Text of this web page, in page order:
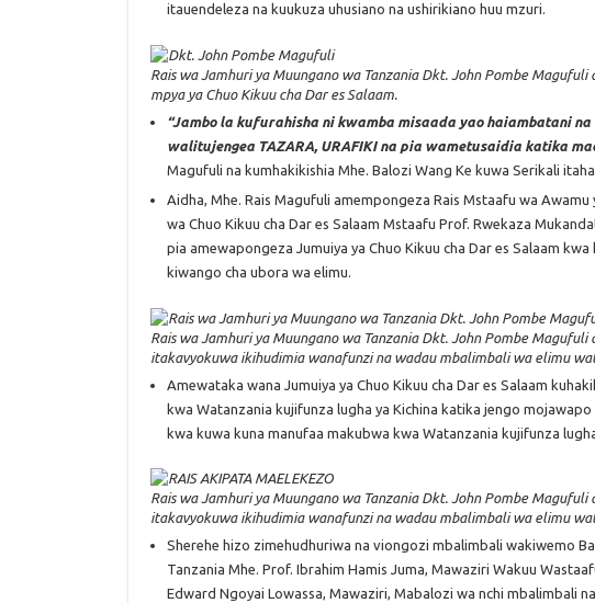
itauendeleza na kuukuza uhusiano na ushirikiano huu mzuri.
Rais wa Jamhuri ya Muungano wa Tanzania Dkt. John Pombe
mpya ya Chuo Kikuu cha Dar es Salaam.
“Jambo la kufurahisha ni kwamba misaada yao haiambatani
walitujengea TAZARA, URAFIKI na pia wametusaidia katika
Magufuli na kumhakikishia Mhe. Balozi Wang Ke kuwa Serikali
Aidha, Mhe. Rais Magufuli amempongeza Rais Mstaafu wa
wa Chuo Kikuu cha Dar es Salaam Mstaafu Prof. Rwekaza
pia amewapongeza Jumuiya ya Chuo Kikuu cha Dar es Salaam
kiwango cha ubora wa elimu.
Rais wa Jamhuri ya Muungano wa Tanzania Dkt. John Pombe
itakavyokuwa ikihudimia wanafunzi na wadau mbalimbali wa elimu
Amewataka wana Jumuiya ya Chuo Kikuu cha Dar es Salaam
kwa Watanzania kujifunza lugha ya Kichina katika jengo
kwa kuwa kuna manufaa makubwa kwa Watanzania kujifunza
Rais wa Jamhuri ya Muungano wa Tanzania Dkt. John Pombe
itakavyokuwa ikihudimia wanafunzi na wadau mbalimbali wa elimu
Sherehe hizo zimehudhuriwa na viongozi mbalimbali wakiwemo
Tanzania Mhe. Prof. Ibrahim Hamis Juma, Mawaziri Wakuu
Edward Ngoyai Lowassa, Mawaziri, Mabalozi wa nchi mbalimbali